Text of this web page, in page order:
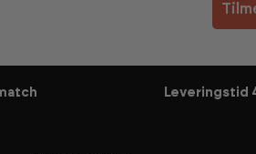
Leveringstid